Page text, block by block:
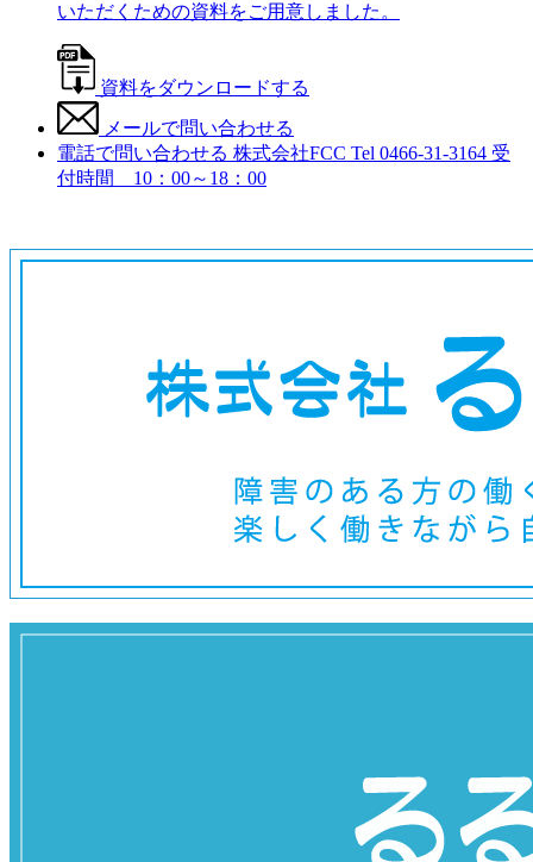
いただくための資料をご用意しました。
資料をダウンロードする
メールで問い合わせる
電話で問い合わせる 株式会社FCC Tel 0466-31-3164 受
付時間 10：00～18：00